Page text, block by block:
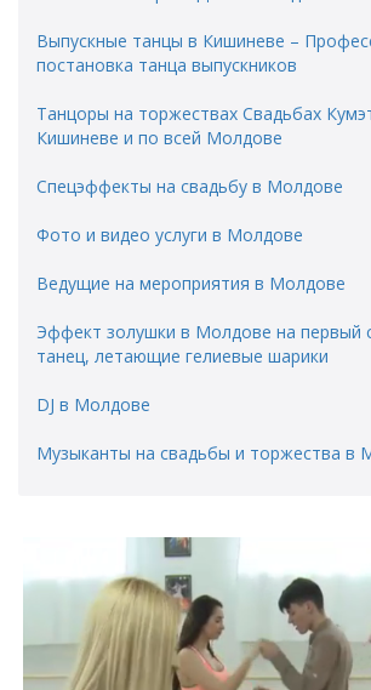
Выпускные танцы в Кишиневе –
постановка танца выпускников
Танцоры на торжествах Свадьбах
Кишиневе и по всей Молдове
Спецэффекты на свадьбу в Молдове
Фото и видео услуги в Молдове
Ведущие на мероприятия в Молдове
Эффект золушки в Молдове на первый
танец, летающие гелиевые шарики
DJ в Молдове
Музыканты на свадьбы и торжества в